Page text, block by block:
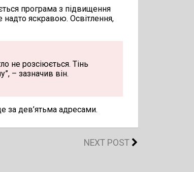
програма з підвищення
надто яскравою. Освітлення,
не розсіюється. Тінь
– зазначив він.
за дев’ятьма адресами.
NEXT POST